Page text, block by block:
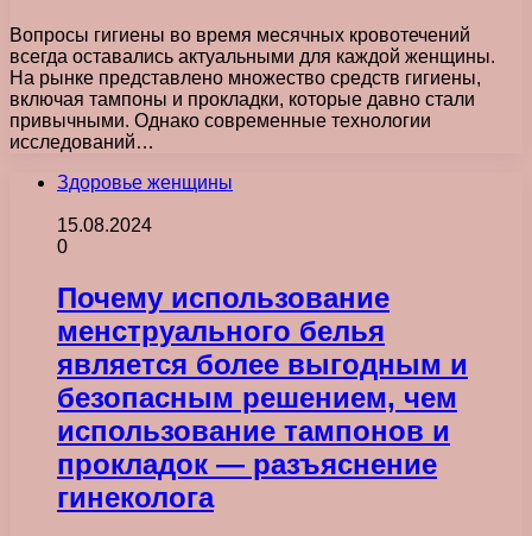
Вопросы гигиены во время месячных кровотечений
всегда оставались актуальными для каждой женщины.
На рынке представлено множество средств гигиены,
включая тампоны и прокладки, которые давно стали
привычными. Однако современные технологии
исследований…
Здоровье женщины
15.08.2024
0
Почему использование
менструального белья
является более выгодным и
безопасным решением, чем
использование тампонов и
прокладок — разъяснение
гинеколога